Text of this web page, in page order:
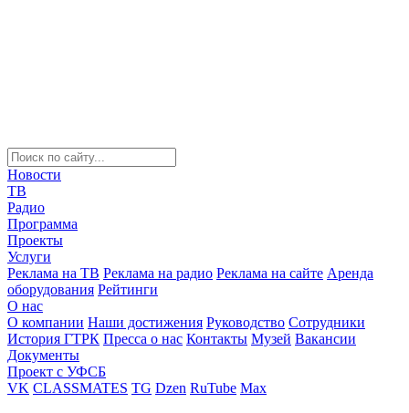
Новости
ТВ
Радио
Программа
Проекты
Услуги
Реклама на ТВ Реклама на радио Реклама на сайте Аренда
оборудования Рейтинги
О нас
О компании Наши достижения Руководство Сотрудники
История ГТРК Пресса о нас Контакты Музей Вакансии
Документы
Проект с УФСБ
VK CLASSMATES TG Dzen RuTube Max